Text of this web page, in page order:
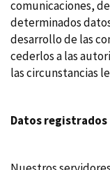
comunicaciones,
determinados
desarrollo de las
cederlos a las
las circunstancias
Datos registrados